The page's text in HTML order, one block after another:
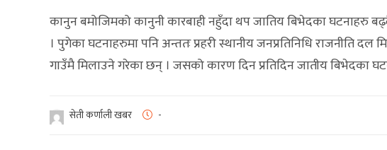
कानुन बमोजिमको कानुनी कारबाही नहुँदा थप जातिय बिभेदका घटनाहरु
। पुगेका घटनाहरुमा पनि अन्ततः प्रहरी स्थानीय जनप्रतिनिधि राजनीति
गाउँमै मिलाउने गरेका छन् । जसको कारण दिन प्रतिदिन जातीय बिभेदका
सेती कर्णाली खबर -